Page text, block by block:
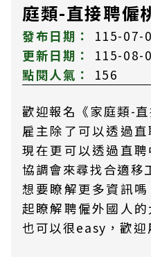
庭類-直接聘僱
發布日期：
115-07-
更新日期：
115-08-
點閱人氣：
156
歡迎報名《家庭類-直
雇主除了可以透過
現在更可以透過直
協調會來尋找合適移
想要瞭解更多資訊
起瞭解聘僱外國人
也可以很easy，歡